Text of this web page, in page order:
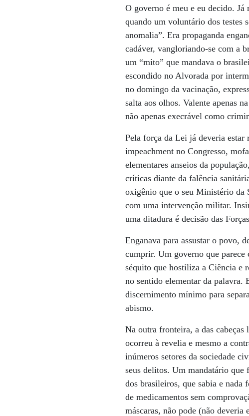
O governo é meu e eu decido.
quando um voluntário dos testes
anomalia”. Era propaganda
cadáver, vangloriando-se com a
um “mito” que mandava o
escondido no Alvorada por
no domingo da vacinação,
salta aos olhos. Valente apenas
não apenas execrável como
Pela força da Lei já deveria estar
impeachment no Congresso,
elementares anseios da
críticas diante da falência
oxigênio que o seu Ministério da
com uma intervenção militar.
uma ditadura é decisão das
Enganava para assustar o povo,
cumprir. Um governo que parece
séquito que hostiliza a Ciência e
no sentido elementar da palavra.
discernimento mínimo para
abismo.
Na outra fronteira, a das
ocorreu à revelia e mesmo a
inúmeros setores da sociedade
seus delitos. Um mandatário que
dos brasileiros, que sabia e nada
de medicamentos sem
máscaras, não pode (não